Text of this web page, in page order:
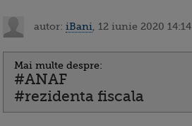
autor: iBani , 12 iunie 2020 14:14
Mai multe despre:
#ANAF
#rezidenta fiscala